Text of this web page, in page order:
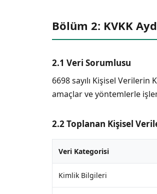
Bölüm 2: KVKK
2.1 Veri Sorumlusu
6698 sayılı Kişisel
amaçlar ve yöntemlerle
2.2 Toplanan Kişisel
Veri Kategorisi
Kimlik Bilgileri